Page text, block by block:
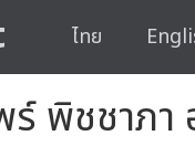
ไทย
พิชชาภา